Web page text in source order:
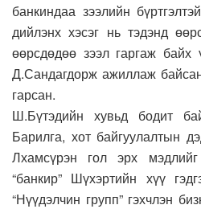
банкиндаа зээлийн
дийлэнх хэсэг нь тэдэнд
өөрсдөдөө зээл гаргаж
Д.Сандагдорж ажиллаж
гарсан.
Ш.Бүтэдийн хувьд бодит
Барилга, хот байгуулалтын
Лхамсүрэн гол эрх мэдлийг
“банкир” Шүхэртийн хүү
“Нүүдэлчин групп” гэхчлэн